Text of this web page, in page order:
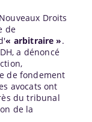
Droits
de
« arbitraire ».
a dénoncé
de fondement
avocats ont
du tribunal
de la